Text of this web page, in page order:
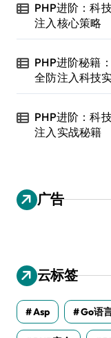
PHP进阶：科
注入核心策略
PHP进阶秘籍
全防注入科技
PHP进阶：科
注入实战秘籍
广告
云标签
Asp Go语